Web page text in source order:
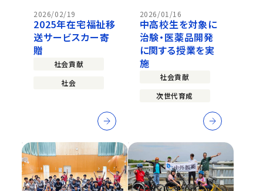
2026/02/19
2025年在宅福祉移
送サービスカー寄
贈
社会貢献
社会
2026/01/16
中高校生を対象に
治験・医薬品開発
に関する授業を実
施
社会貢献
次世代育成